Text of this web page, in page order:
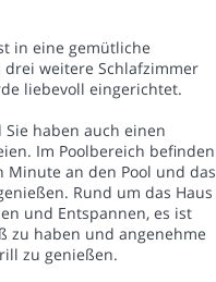
in eine gemütliche
weitere Schlafzimmer
liebevoll eingerichtet.
haben auch einen
Im Poolbereich befinden
Minute an den Pool und das
Rund um das Haus
und Entspannen, es ist
zu haben und angenehme
zu genießen.